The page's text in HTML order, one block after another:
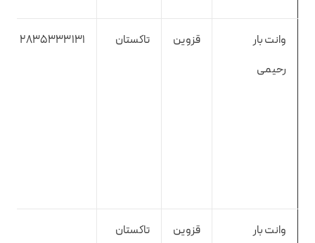
وانت بار
رحیمی
قزوین تاکستان 2835333131
وانت بار قزوین تاکستان